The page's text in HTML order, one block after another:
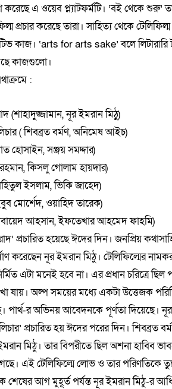
করেছে এ ওয়েব প্ল্যাটফর্মটি। ‘বই থেকে
প্রচার করেছে তারা। সাহিত্য থেকে
কাজ। ‘arts for arts sake’ বলে
কাজগুলো।
:
(শাহাদুজ্জামান, নূর ইমরান মিঠু)
( শিবব্রত বর্মণ, অনিমেষ আইচ)
হোসাইন, সঞ্জয় সমদ্দার)
কিসলু গোলাম হায়দার)
ইসলাম, ভিকি জাহেদ)
মোর্শেদ, ওয়াহিদ তারেক)
আহসান, ইফতেখার আহমেদ ফাহমি)
প্রচারিত হয়েছে ঈদের দিন। জনপ্রিয়
করেছেন নূর ইমরান মিঠু। টেলিফিল্মের
এটা মনেই হবে না। এর প্রধান চরিত্রে
যায়। অল্প সময়ের মধ্যে একটা উত্তেজক
পার্থ-র অভিনয় আবেদনকে পূর্ণতা দিয়েছে।
প্রচারিত হয় ঈদের পরের দিন।
মিঠু। তার বিপরীতে ছিল অশনা হাবিব
এই টেলিফিল্মে লোভ ও তার পরিণতিকে
শেষের আগ মুহূর্ত পর্যন্ত নূর ইমরান মিঠু-র